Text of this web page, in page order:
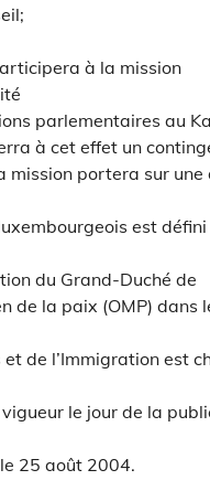
à la mission
parlementaires au
à cet effet un
mission portera sur une
est défini
du Grand-Duché de
de la paix (OMP) dans
de l’Immigration est
le jour de la
25 août 2004.